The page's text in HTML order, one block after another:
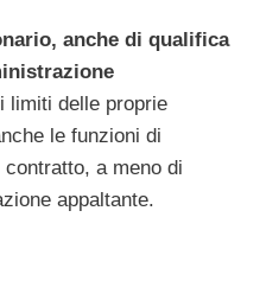
anche di qualifica
limiti delle proprie
le funzioni di
contratto, a meno di
appaltante.